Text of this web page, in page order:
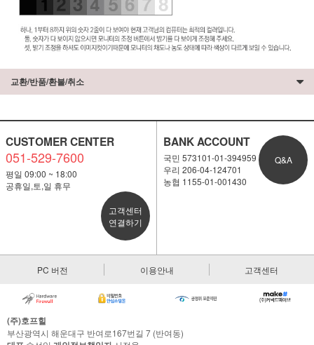
교환/반품/환불/취소
CUSTOMER CENTER
051-529-7600
평일 09:00 ~ 18:00
공휴일,토,일 휴무
고객센터
연결하기
BANK ACCOUNT
국민 573101-01-394959
우리 206-04-124701
농협 1155-01-001430
Q&A
PC 버전 이용안내 고객센터
(주)호프힐
부산광역시 해운대구 반여로167번길 7 (반여동)